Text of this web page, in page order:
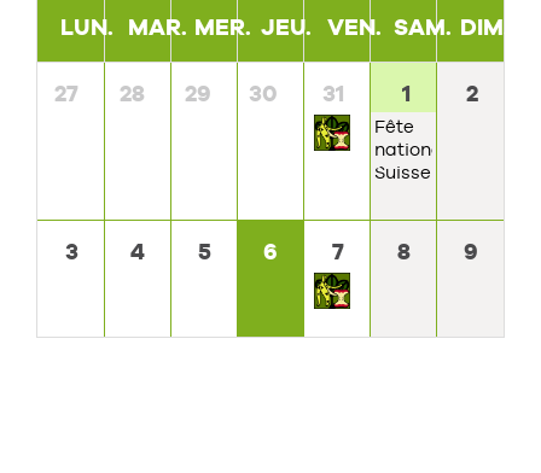
LUN. MAR. MER. JEU. VEN. SAM. DIM.
27 28 29 30 31 1 2
Fête
nationale
Suisse
3 4 5 6 7 8 9